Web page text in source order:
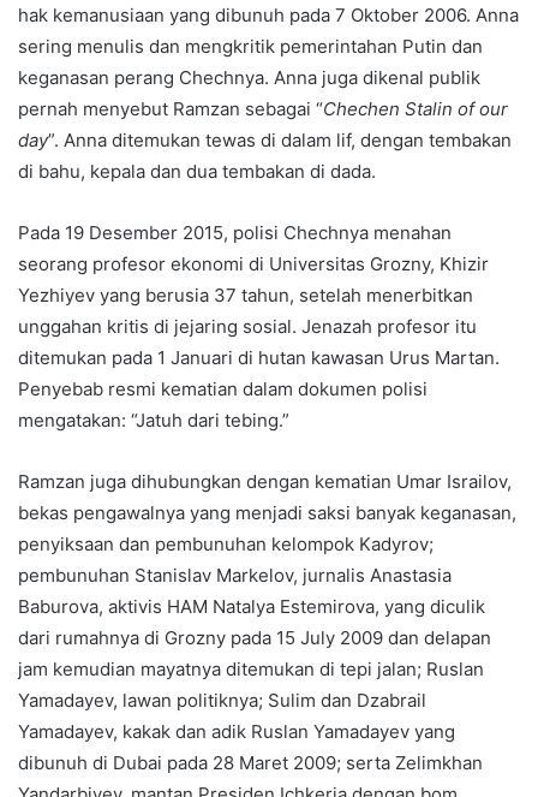
hak kemanusiaan yang dibunuh pada 7 Oktober 2006. Anna
sering menulis dan mengkritik pemerintahan Putin dan
keganasan perang Chechnya. Anna juga dikenal publik
pernah menyebut Ramzan sebagai “Chechen Stalin of our
day”. Anna ditemukan tewas di dalam lif, dengan tembakan
di bahu, kepala dan dua tembakan di dada.
Pada 19 Desember 2015, polisi Chechnya menahan
seorang profesor ekonomi di Universitas Grozny, Khizir
Yezhiyev yang berusia 37 tahun, setelah menerbitkan
unggahan kritis di jejaring sosial. Jenazah profesor itu
ditemukan pada 1 Januari di hutan kawasan Urus Martan.
Penyebab resmi kematian dalam dokumen polisi
mengatakan: “Jatuh dari tebing.”
Ramzan juga dihubungkan dengan kematian Umar Israilov,
bekas pengawalnya yang menjadi saksi banyak keganasan,
penyiksaan dan pembunuhan kelompok Kadyrov;
pembunuhan Stanislav Markelov, jurnalis Anastasia
Baburova, aktivis HAM Natalya Estemirova, yang diculik
dari rumahnya di Grozny pada 15 July 2009 dan delapan
jam kemudian mayatnya ditemukan di tepi jalan; Ruslan
Yamadayev, lawan politiknya; Sulim dan Dzabrail
Yamadayev, kakak dan adik Ruslan Yamadayev yang
dibunuh di Dubai pada 28 Maret 2009; serta Zelimkhan